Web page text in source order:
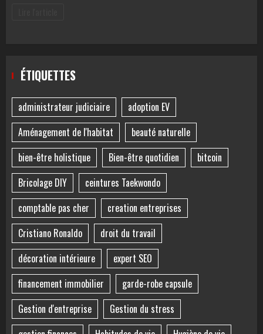
ÉTIQUETTES
administrateur judiciaire
adoption EV
Aménagement de l'habitat
beauté naturelle
bien-être holistique
Bien-être quotidien
bitcoin
Bricolage DIY
ceintures Taekwondo
comptable pas cher
creation entreprises
Cristiano Ronaldo
droit du travail
décoration intérieure
expert SEO
financement immobilier
garde-robe capsule
Gestion d'entreprise
Gestion du stress